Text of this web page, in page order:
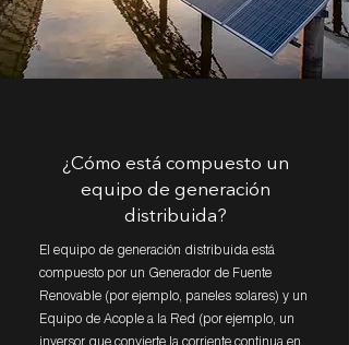
¿Cómo está compuesto un
equipo de generación
distribuida?
El equipo de generación distribuida está
compuesto por un Generador de Fuente
Renovable (por ejemplo, paneles solares) y un
Equipo de Acople a la Red (por ejemplo, un